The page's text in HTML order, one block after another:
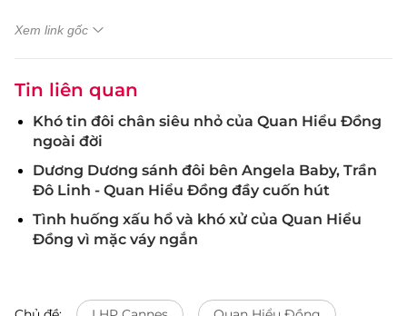
Xem link gốc
Tin liên quan
Khó tin đôi chân siêu nhỏ của Quan Hiểu Đồng
ngoài đời
Dương Dương sánh đôi bên Angela Baby, Trần
Đô Linh - Quan Hiểu Đồng đầy cuốn hút
Tình huống xấu hổ và khó xử của Quan Hiểu
Đồng vì mặc váy ngắn